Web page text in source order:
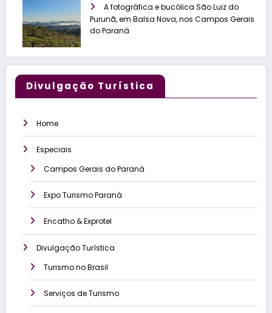
A fotográfica e bucólica São Luiz do
Purunã, em Balsa Nova, nos Campos Gerais
do Paraná
Divulgação Turística
Home
Especiais
Campos Gerais do Paraná
Expo Turismo Paraná
Encatho & Exprotel
Divulgação Turística
Turismo no Brasil
Serviços de Turismo